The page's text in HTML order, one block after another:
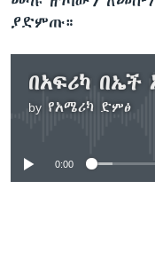
ያድምጡ።
by የአሜሪካ ድምፅ
No
0:00